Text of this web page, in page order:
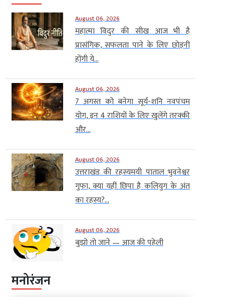
August 06, 2026
महात्मा विदुर की सीख आज भी है
प्रासंगिक, सफलता पाने के लिए छोड़नी
होंगी ये...
August 06, 2026
7 अगस्त को बनेगा सूर्य-शनि नवपंचम
योग, इन 4 राशियों के लिए खुलेंगे तरक्की
और...
August 06, 2026
उत्तराखंड की रहस्यमयी पाताल भुवनेश्वर
गुफा, क्या यहीं छिपा है कलियुग के अंत
का रहस्य?...
August 06, 2026
बुझो तो जाने — आज की पहेली
मनोरंजन